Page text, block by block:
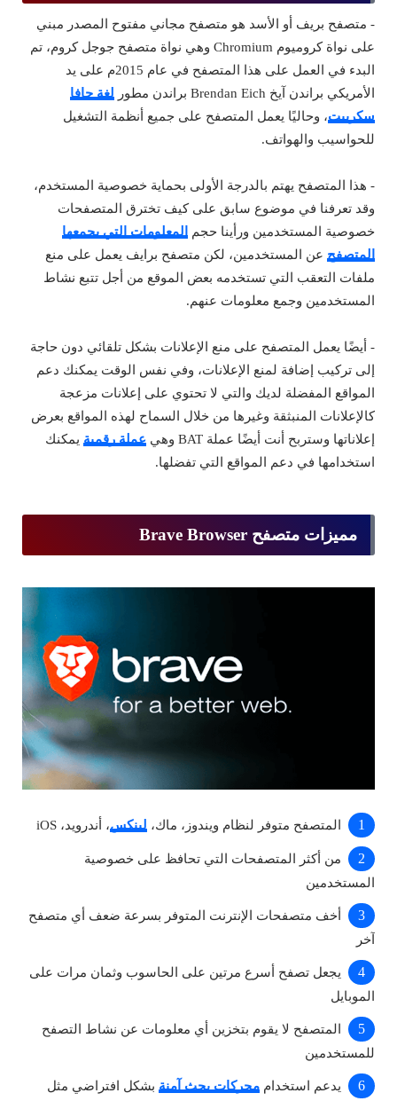
- متصفح بريف أو الأسد هو متصفح مجاني مفتوح المصدر مبني
على نواة كروميوم Chromium وهي نواة متصفح جوجل كروم، تم
البدء في العمل على هذا المتصفح في عام 2015م على يد
الأمريكي براندن آيخ Brendan Eich براندن مطور
لغة جافا
سكريبت، وحاليًا يعمل المتصفح على جميع أنظمة التشغيل
للحواسيب والهواتف.
- هذا المتصفح يهتم بالدرجة الأولى بحماية خصوصية المستخدم،
وقد تعرفنا في موضوع سابق على كيف تخترق المتصفحات
خصوصية المستخدمين ورأينا حجم
المعلومات التي يجمعها
المتصفح عن المستخدمين، لكن متصفح برايف يعمل على منع
ملفات التعقب التي تستخدمه بعض الموقع من أجل تتبع نشاط
المستخدمين وجمع معلومات عنهم.
- أيضًا يعمل المتصفح على منع الإعلانات بشكل تلقائي دون حاجة
إلى تركيب إضافة لمنع الإعلانات، وفي نفس الوقت يمكنك دعم
المواقع المفضلة لديك والتي لا تحتوي على إعلانات مزعجة
كالإعلانات المنبثقة وغيرها من خلال السماح لهذه المواقع بعرض
إعلاناتها وستربح أنت أيضًا عملة BAT وهي
عملة رقمية يمكنك
استخدامها في دعم المواقع التي تفضلها.
مميزات متصفح Brave Browser
المتصفح متوفر لنظام ويندوز، ماك، لينكس، أندرويد، iOS
من أكثر المتصفحات التي تحافظ على خصوصية
المستخدمين
أخف متصفحات الإنترنت المتوفر بسرعة ضعف أي متصفح
آخر
يجعل تصفح أسرع مرتين على الحاسوب وثمان مرات على
الموبايل
المتصفح لا يقوم بتخزين أي معلومات عن نشاط التصفح
للمستخدمين
يدعم استخدام محركات بحث آمنة بشكل افتراضي مثل